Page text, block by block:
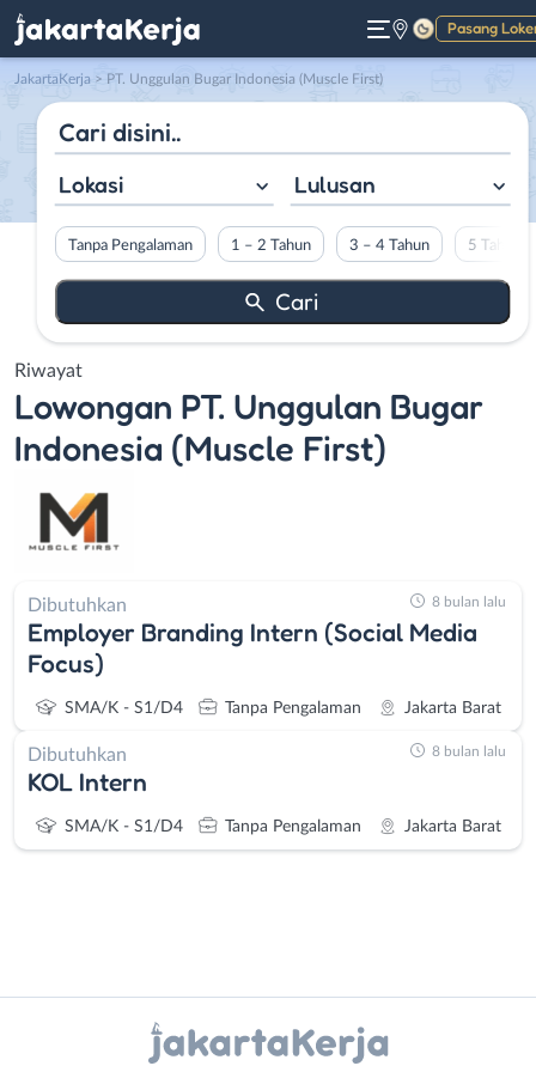
Pasang
Gelap
JakartaKerja > PT. Unggulan Bugar Indonesia (Muscle First)
Lokasi Lulusan
Tanpa Pengalaman 1 – 2 Tahun 3 – 4 Tahun 5 Tahun
Riwayat
Lowongan PT. Unggulan Bugar
Indonesia (Muscle First)
Dibutuhkan
Employer Branding Intern (Social Media
Focus)
SMA/K - S1/D4 Tanpa Pengalaman Jakarta Barat
8 bulan lalu
Dibutuhkan
KOL Intern
SMA/K - S1/D4 Tanpa Pengalaman Jakarta Barat
8 bulan lalu
Ahli
(Remote
X - Twitter Telegram
Kanal Lainnya..